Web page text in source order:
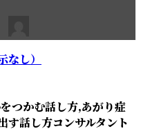
し）
つかむ話し方,あがり症
す話し方コンサルタント